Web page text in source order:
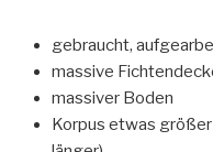
gebraucht,
massive
massiver Boden
Korpus etwas